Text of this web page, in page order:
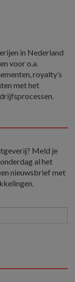
in Nederland
voor o.a.
royalty’s
met het
Meld je
al het
nieuwsbrief met